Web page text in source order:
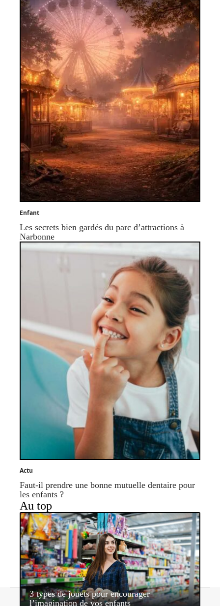
Enfant
Les secrets bien gardés du parc d’attractions à
Narbonne
Actu
Faut-il prendre une bonne mutuelle dentaire pour
les enfants ?
Au top
3 types de jouets pour encourager
l’imagination de vos enfants
Contact Mentions légales Sitemap